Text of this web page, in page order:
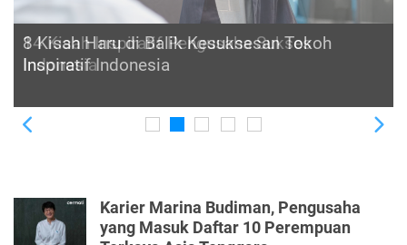
8 Kisah Haru di Balik Kesuksesan Tokoh
Inspiratif Indonesia
Karier Marina Budiman, Pengusaha
yang Masuk Daftar 10 Perempuan